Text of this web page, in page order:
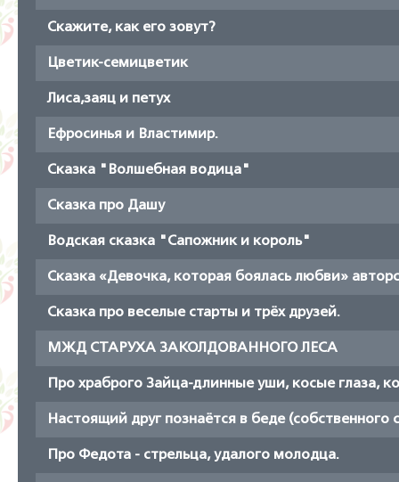
Скажите, как его зовут?
Цветик-семицветик
Лиса,заяц и петух
Ефросинья и Властимир.
Сказка "Волшебная водица"
Сказка про Дашу
Водская сказка "Сапожник и король"
Сказка «Девочка, которая боялась любви»
Сказка про веселые старты и трёх друзей.
МЖД СТАРУХА ЗАКОЛДОВАННОГО ЛЕСА
Про храброго Зайца-длинные уши, косые глаза,
Настоящий друг познаётся в беде (собственного
Про Федота - стрельца, удалого молодца.